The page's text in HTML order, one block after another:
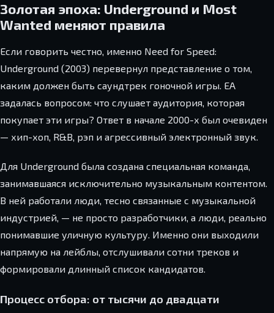
Золотая эпоха: Underground и Most
Wanted меняют правила
Если говорить честно, именно Need for Speed:
Underground (2003) перевернул представление о том,
каким должен быть саундтрек гоночной игры. EA
задалась вопросом: что слушает аудитория, которая
покупает эти игры? Ответ в начале 2000-х был очевиден
— хип-хоп, R&B, рэп и агрессивный электронный звук.
Для Underground была создана специальная команда,
занимавшаяся исключительно музыкальным контентом.
В ней работали люди, тесно связанные с музыкальной
индустрией, — не просто разработчики, а люди, реально
понимавшие уличную культуру. Именно они выходили
напрямую на лейблы, отслушивали сотни треков и
формировали длинный список кандидатов.
Процесс отбора: от тысячи до двадцати